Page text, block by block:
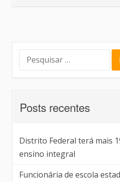
Posts recentes
Distrito Federal terá mais
ensino integral
Funcionária de escola